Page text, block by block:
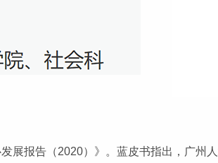
展报告（2020）》。蓝皮书指出，广州